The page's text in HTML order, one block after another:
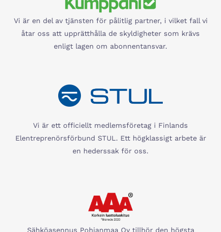
Vi är en del av tjänsten för pålitlig partner, i vilket fall vi
åtar oss att upprätthålla de skyldigheter som krävs
enligt lagen om abonnentansvar.
Vi är ett officiellt medlemsföretag i Finlands
Elentreprenörsförbund STUL. Ett högklassigt arbete är
en hederssak för oss.
Sähköasennus Pohjanmaa Oy tillhör den högsta